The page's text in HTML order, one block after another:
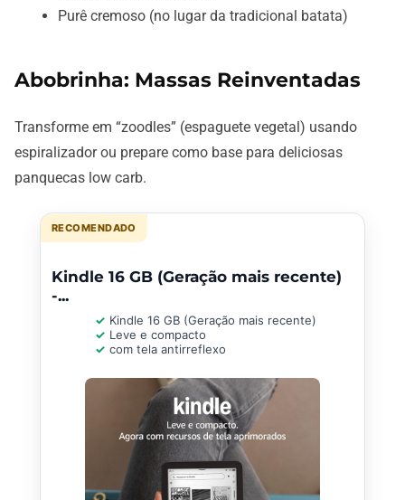
Purê cremoso (no lugar da tradicional batata)
Abobrinha: Massas Reinventadas
Transforme em “zoodles” (espaguete vegetal) usando
espiralizador ou prepare como base para deliciosas
panquecas low carb.
RECOMENDADO
Kindle 16 GB (Geração mais recente)
-...
Kindle 16 GB (Geração mais recente)
Leve e compacto
com tela antirreflexo